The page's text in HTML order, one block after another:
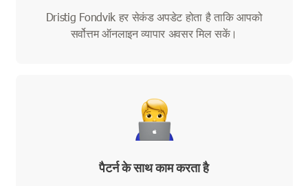
Dristig Fondvik हर सेकंड अपडेट होता है ताकि आपको
सर्वोत्तम ऑनलाइन व्यापार अवसर मिल सकें।
पैटर्न के साथ काम करता है